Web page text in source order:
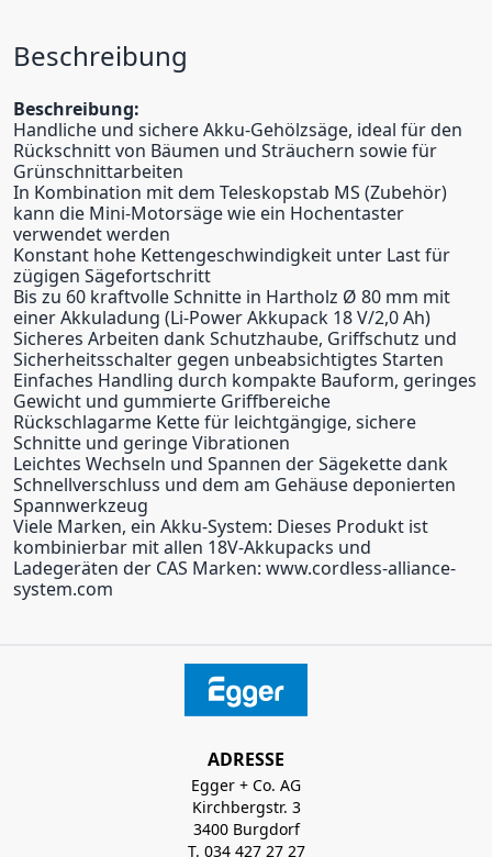
Beschreibung
Beschreibung:
Handliche und sichere Akku-Gehölzsäge, ideal für den
Rückschnitt von Bäumen und Sträuchern sowie für
Grünschnittarbeiten
In Kombination mit dem Teleskopstab MS (Zubehör)
kann die Mini-Motorsäge wie ein Hochentaster
verwendet werden
Konstant hohe Kettengeschwindigkeit unter Last für
zügigen Sägefortschritt
Bis zu 60 kraftvolle Schnitte in Hartholz Ø 80 mm mit
einer Akkuladung (Li-Power Akkupack 18 V/2,0 Ah)
Sicheres Arbeiten dank Schutzhaube, Griffschutz und
Sicherheitsschalter gegen unbeabsichtigtes Starten
Einfaches Handling durch kompakte Bauform, geringes
Gewicht und gummierte Griffbereiche
Rückschlagarme Kette für leichtgängige, sichere
Schnitte und geringe Vibrationen
Leichtes Wechseln und Spannen der Sägekette dank
Schnellverschluss und dem am Gehäuse deponierten
Spannwerkzeug
Viele Marken, ein Akku-System: Dieses Produkt ist
kombinierbar mit allen 18V-Akkupacks und
Ladegeräten der CAS Marken: www.cordless-alliance-
system.com
ADRESSE
Egger + Co. AG
Kirchbergstr. 3
3400 Burgdorf
T. 034 427 27 27